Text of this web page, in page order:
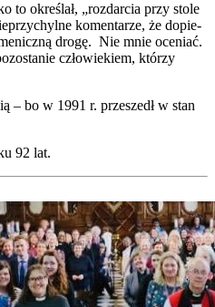
to okre­ślał, „roz­dar­cia przy sto­le
komen­ta­rze, że dopie­
dro­gę. Nie mnie oce­niać.
czło­wie­kiem, któ­rzy
– bo w 1991 r. prze­szedł w stan
92 lat.